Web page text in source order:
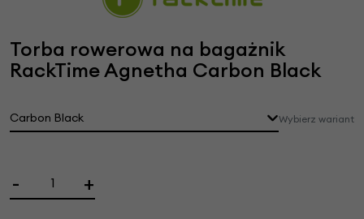
Torba rowerowa na bagażnik
RackTime Agnetha Carbon Black
Carbon Black Wybierz wariant
- +